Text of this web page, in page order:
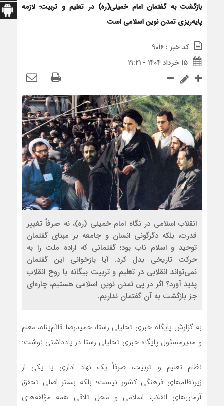
بازگشت به گفتمان امام خمینی(ره) در تعلیم و تربیت؛ لازمه
پایه‌ریزی تمدن نوین اسلامی است
کد خبر : 9016
15 خرداد 1404 - 19:21
انقلاب اسلامی در نگاه امام خمینی (ره)، نه صرفاً تغییر
قدرت، بلکه دگرگونی انسان و جامعه بر مبنای گفتمان
توحید و اسلام ناب بود؛ گفتمانی که اراده ملت را به
حرکت تاریخی بدل کرد. آیا بازخوانی این گفتمان
نمی‌تواند انقلابی در تعلیم و تربیت بیگانه با روح انقلاب
پدید آورد؟ اگر در پی تمدن نوین اسلامی هستیم، چاره‌ای
جز بازگشت به آن گفتمان نداریم.
به گزارش پایگاه خبری تحلیلی رستا، حمیدرضا قائم‌پناه، معلم
و مدیرمسئول پایگاه خبری تحلیلی رستا در یادداشتی نوشت:
نظام تعلیم و تربیت، صرفاً یک نهاد اداری یا یکی از
زیرنظام‌های فرهنگی کشور نیست؛ بلکه بستر اصلی تحقق
آرمان‌های انقلاب اسلامی و محل تلاقی همه مؤلفه‌های